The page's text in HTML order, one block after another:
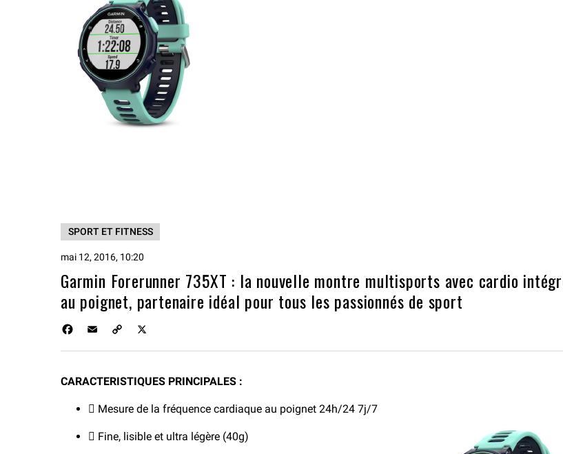
SPORT ET FITNESS
mai 12, 2016, 10:20
Garmin Forerunner 735XT : la nouvelle montre multisports avec cardio
au poignet, partenaire idéal pour tous les passionnés de sport​
b
o
l
L
n
CARACTERISTIQUES PRINCIPALES :
 Mesure de la fréquence cardiaque au poignet 24h/24 7j/7
 Fine, lisible et ultra légère (40g)